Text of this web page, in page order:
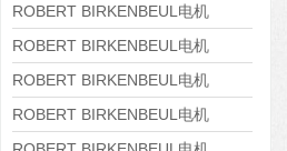
8APE225M-4-IE3
ROBERT BIRKENBEUL电机
8APE180L-4 IE3
ROBERT BIRKENBEUL电机
8APE160M-6 IE3
ROBERT BIRKENBEUL电机
8APE160L-4-IE3
ROBERT BIRKENBEUL电机